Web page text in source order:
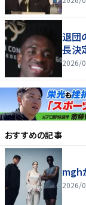
退団
長決
2026/
おすすめの記事
mgh
2026/